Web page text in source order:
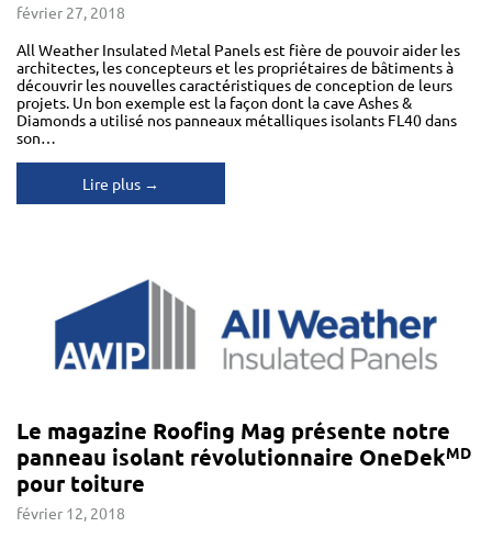
février 27, 2018
All Weather Insulated Metal Panels est fière de pouvoir aider les
architectes, les concepteurs et les propriétaires de bâtiments à
découvrir les nouvelles caractéristiques de conception de leurs
projets. Un bon exemple est la façon dont la cave Ashes &
Diamonds a utilisé nos panneaux métalliques isolants FL40 dans
son…
Lire plus →
Le magazine Roofing Mag présente notre
panneau isolant révolutionnaire OneDekMD
pour toiture
février 12, 2018